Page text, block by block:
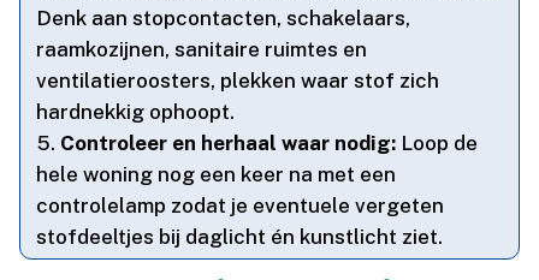
Denk aan stopcontacten, schakelaars,
raamkozijnen, sanitaire ruimtes en
ventilatieroosters, plekken waar stof zich
hardnekkig ophoopt.​
Controleer en herhaal waar nodig: Loop de
hele woning nog een keer na met een
controlelamp zodat je eventuele vergeten
stofdeeltjes bij daglicht én kunstlicht ziet.​